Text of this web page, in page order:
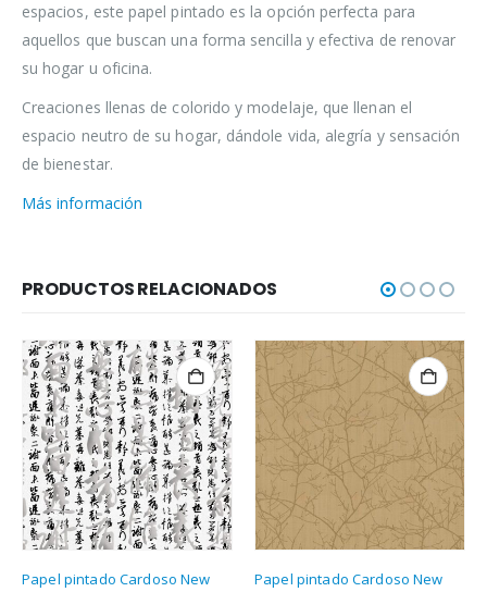
espacios, este papel pintado es la opción perfecta para
aquellos que buscan una forma sencilla y efectiva de renovar
su hogar u oficina.
Creaciones llenas de colorido y modelaje, que llenan el
espacio neutro de su hogar, dándole vida, alegría y sensación
de bienestar.
Más información
PRODUCTOS RELACIONADOS
Papel pintado Cardoso New
Papel pintado Cardoso New